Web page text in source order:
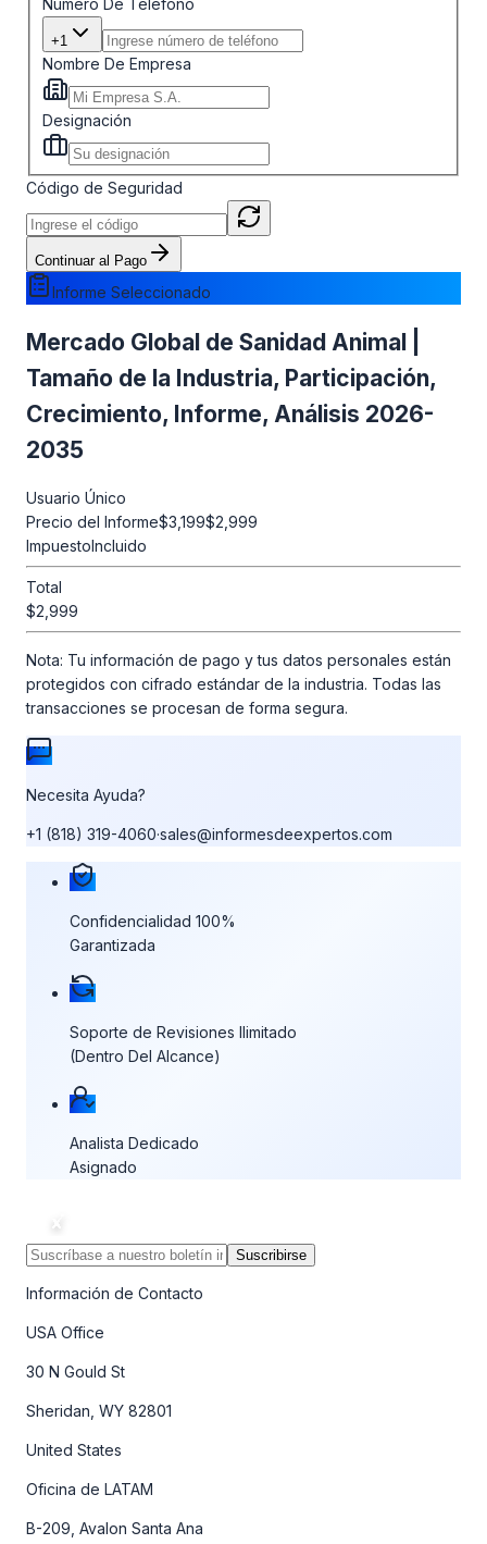
+1
Nombre De Empresa
Designación
Código de Seguridad
Continuar al Pago
Informe Seleccionado
Mercado Global de Sanidad Animal |
Tamaño de la Industria, Participación,
Crecimiento, Informe, Análisis 2026-
2035
Usuario Único
Precio del Informe$3,199$2,999
ImpuestoIncluido
Total
$2,999
Nota: Tu información de pago y tus datos personales están
protegidos con cifrado estándar de la industria. Todas las
transacciones se procesan de forma segura.
Necesita Ayuda?
+1 (818) 319-4060·sales@informesdeexpertos.com
Nuestras garantías de compra
Confidencialidad 100%
Garantizada
Soporte de Revisiones Ilimitado
(Dentro Del Alcance)
Analista Dedicado
Asignado
Suscribirse
Información de Contacto
USA Office
30 N Gould St
Sheridan, WY 82801
United States
Oficina de LATAM
B-209, Avalon Santa Ana